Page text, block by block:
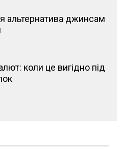
альтернатива джинсам
коли це вигідно під